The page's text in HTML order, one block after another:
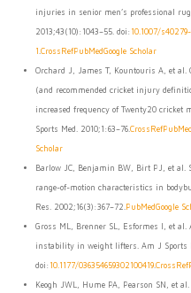
injuries in senior men’s professional
2013;43(10):1043–55. doi: 10.1007/
1.CrossRefPubMedGoogle Scholar
Orchard J, James T, Kountouris A, et al.
(and recommended cricket injury
increased frequency of Twenty20 cricket
Sports Med. 2010;1:63–76.CrossRefPubMed
Scholar
Barlow JC, Benjamin BW, Birt PJ, et al.
range-of-motion characteristics in
Res. 2002;16(3):367–72.PubMedGoogle
Gross ML, Brenner SL, Esformes I, et al.
instability in weight lifters. Am J Sports
doi: 10.1177/036354659302100419.CrossRef
Keogh JWL, Hume PA, Pearson SN, et